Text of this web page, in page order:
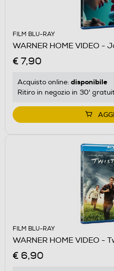
FILM BLU-RAY
WARNER HOME VIDEO -
€ 7,90
Acquisto online: disponibile
Ritiro in negozio in 30'
FILM BLU-RAY
WARNER HOME VIDEO -
€ 6,90